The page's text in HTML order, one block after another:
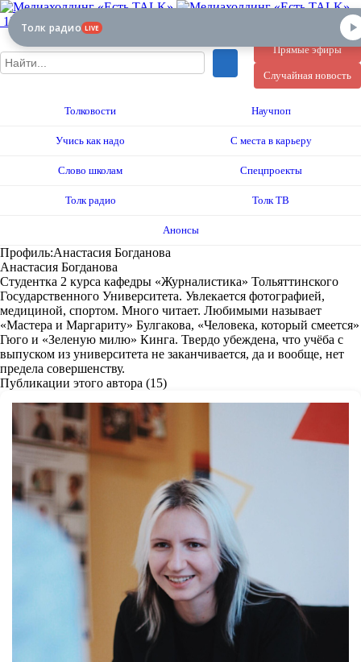
12+
Прямые эфиры
Случайная новость
Толковости Научпоп
Учись как надо С места в карьеру
Слово школам Спецпроекты
Толк радио Толк ТВ
Анонсы
Профиль:Анастасия Богданова
Анастасия Богданова
Студентка 2 курса кафедры «Журналистика» Тольяттинского
Государственного Университета. Увлекается фотографией,
медициной, спортом. Много читает. Любимыми называет
«Мастера и Маргариту» Булгакова, «Человека, который смеется»
Гюго и «Зеленую милю» Кинга. Твердо убеждена, что учёба с
выпуском из университета не заканчивается, да и вообще, нет
предела совершенству.
Публикации этого автора (15)
Толк радио LIVE